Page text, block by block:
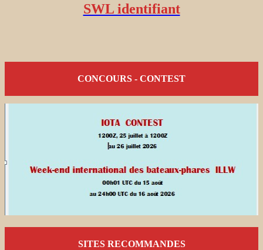
SWL identifiant
CONCOURS - CONTEST
SITES RECOMMANDES